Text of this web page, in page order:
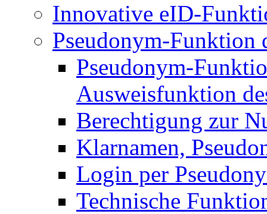
Innovative eID-
Pseudonym-Funktion
Pseudonym-
Ausweisfunktion
Berechtigung zur
Klarnamen,
Login per
Technische